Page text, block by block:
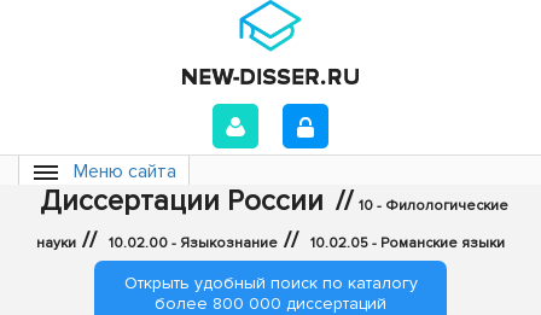
Меню сайта
Диссертации России // 10 - Филологические
науки // 10.02.00 - Языкознание // 10.02.05 - Романские языки
Открыть удобный поиск по каталогу
более 800 000 диссертаций